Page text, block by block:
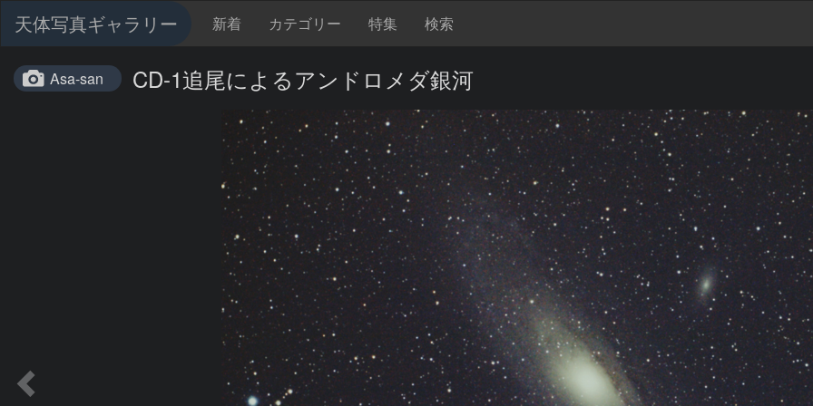
天体写真ギャラリー 新着 カテゴリー 特集 検索
Asa-san CD-1追尾によるアンドロメダ銀河